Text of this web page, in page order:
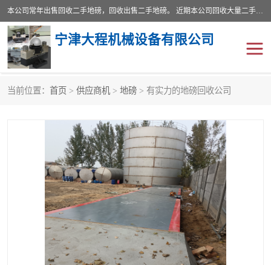
本公司常年出售回收二手地磅，回收出售二手地磅。 近期本公司回收大量二手地磅，型号齐全，宽度从2米到3.5米，长度5米到25米，承重吨位从10到200吨，成色7—9成新。 ? 使用年限6个月至2年，产品来源于个人闲置品，工矿企业停用品，因小换大而来。 精准度和新的一样， 二手地磅是内行人的选择，打个电话就省钱朋友您好等什么
宁津大程机械设备有限公司
当前位置： 首页 > 供应商机 > 地磅 > 有实力的地磅回收公司
废纸打包机
烘干机 食品烘干机
装载机电子秤 输送机
半自动输送机 全自动输送机
食品螺旋塔